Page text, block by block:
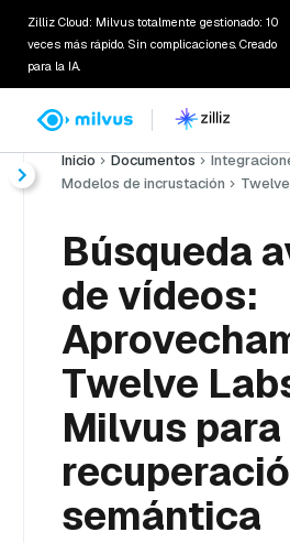
Zilliz Cloud: Milvus totalmente gestionado: 10
veces más rápido. Sin complicaciones. Creado
para la IA.
Inicio Documentos
Modelos de incrustación
Búsqueda
de vídeos:
Twelve
Milvus
semántica